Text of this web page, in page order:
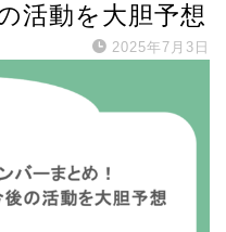
活動を大胆予想
2025年7月3日